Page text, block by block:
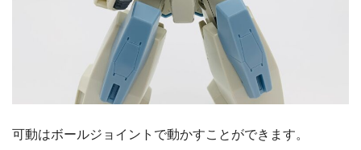
可動はボールジョイントで動かすことができます。